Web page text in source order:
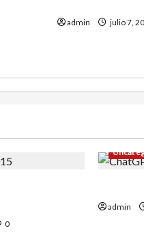
admin julio 7,
0
admin